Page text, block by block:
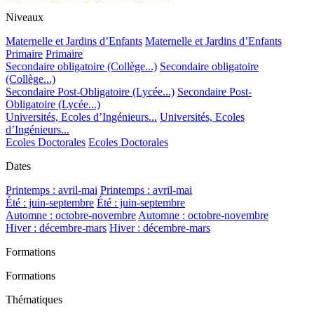
Niveaux
Maternelle et Jardins d’Enfants Maternelle et Jardins d’Enfants
Primaire Primaire
Secondaire obligatoire (Collège...) Secondaire obligatoire
(Collège...)
Secondaire Post-Obligatoire (Lycée...) Secondaire Post-
Obligatoire (Lycée...)
Universités, Ecoles d’Ingénieurs... Universités, Ecoles
d’Ingénieurs...
Ecoles Doctorales Ecoles Doctorales
Dates
Printemps : avril-mai Printemps : avril-mai
Été : juin-septembre Été : juin-septembre
Automne : octobre-novembre Automne : octobre-novembre
Hiver : décembre-mars Hiver : décembre-mars
Formations
Formations
Thématiques